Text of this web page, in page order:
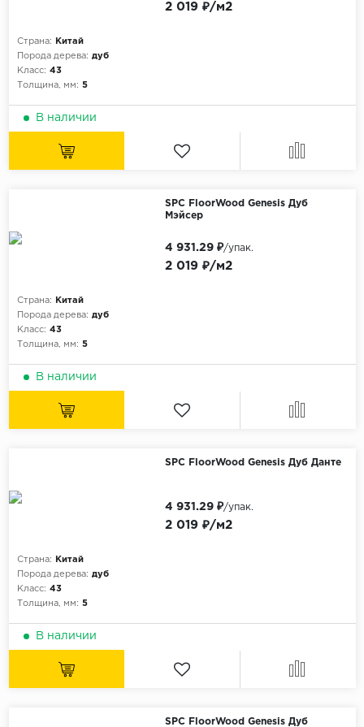
Страна:
Китай
Порода дерева: дуб
Класс: 43
Толщина, мм: 5
2 019 ₽/м2
В наличии
SPC FloorWood Genesis Дуб
Мэйсер
Страна:
Китай
Порода дерева: дуб
Класс: 43
Толщина, мм: 5
2 019 ₽/м2
4 931.29 ₽/упак.
В наличии
SPC FloorWood Genesis Дуб Данте
Страна:
Китай
Порода дерева: дуб
Класс: 43
Толщина, мм: 5
2 019 ₽/м2
4 931.29 ₽/упак.
В наличии
SPC FloorWood Genesis Дуб